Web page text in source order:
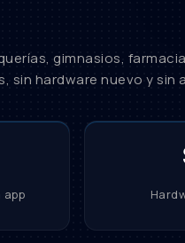
gimnasios,
sin hardware nuevo y sin
app